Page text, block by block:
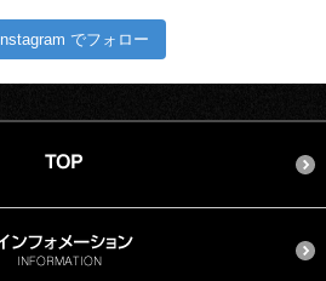
Instagram でフォロー